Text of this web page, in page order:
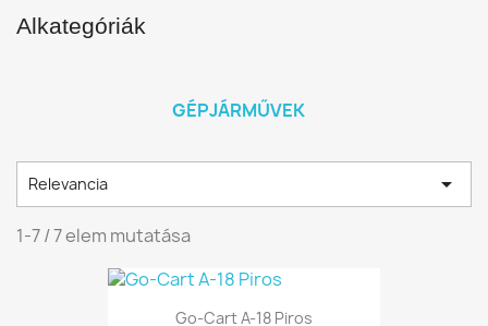
Alkategóriák
GÉPJÁRMŰVEK
Relevancia 
1-7 / 7 elem mutatása
Go-Cart A-18 Piros